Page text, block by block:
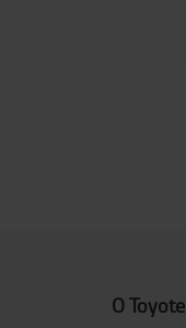
O Toyote